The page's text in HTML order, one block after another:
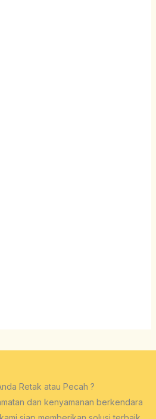
Retak atau Pecah ?
dan kenyamanan berkendara